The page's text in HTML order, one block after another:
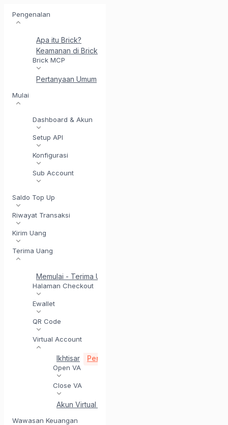
Pengenalan
Apa itu Brick?
Keamanan di Brick
Brick MCP
Pertanyaan Umum
Mulai
Dashboard & Akun
Setup API
Konfigurasi
Sub Account
Saldo Top Up
Riwayat Transaksi
Kirim Uang
Terima Uang
Memulai - Terima Uang
Halaman Checkout
Ewallet
QR Code
Virtual Account
Ikhtisar Penerimaan VA
Open VA
Close VA
Akun Virtual Panggilan Balik
Wawasan Keuangan